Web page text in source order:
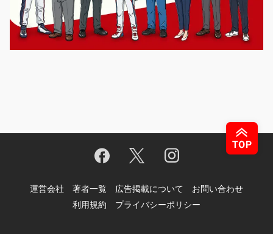
運営会社 著者一覧 広告掲載について
お問い合わせ
利用規約
プライバシーポリシー